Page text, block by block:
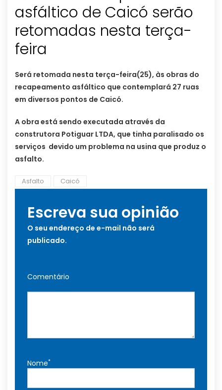
asfáltico de Caicó serão
retomadas nesta terça-
feira
Será retomada nesta terça-feira(25), às obras do
recapeamento asfáltico que contemplará 27 ruas
em diversos pontos de Caicó.
A obra está sendo executada através da
construtora Potiguar LTDA, que tinha paralisado os
serviços devido um problema na usina que produz o
asfalto.
Asfalto Caicó
Escreva sua opinião
O seu endereço de e-mail não será
publicado.
Comentário
Nome*